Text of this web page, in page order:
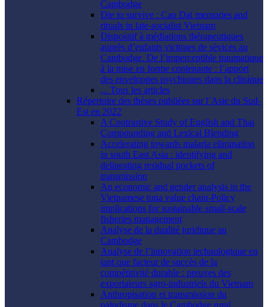
Cambodge
Die to survive : Cao Dai memories and
rituals in late-socialist Vietnam
Dispositif à médiations thérapeutiques
auprès d’enfants victimes de sévices au
Cambodge. De l’imperceptible traumatique
à la mise en forme contenante : l’apport
des enveloppes psychiques dans la clinique
... Tous les articles
Répertoire des thèses publiées sur l’Asie du Sud-
Est en 2022
A Contrastive Study of English and Thai
Compounding and Lexical Blending
Accelerating towards malaria elimination
in south East Asia : identifying and
delineating residual pockets of
transmission
An economic and gender analysis in the
Vietnamese tuna value chain-Policy
implications for sustainable small-scale
fisheries management
Analyse de la dualité juridique au
Cambodge
Analyse de l’innovation technologique en
tant que facteur de succès de la
compétitivité durable : preuves des
exportateurs agro-industriels du Vietnam
Anthropisation et transmission du